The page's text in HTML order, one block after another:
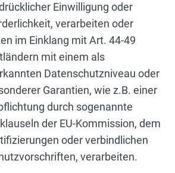
Einwilligung oder
verarbeiten oder
im Einklang mit Art. 44-49
mit einem als
Datenschutzniveau oder
Garantien, wie z.B. einer
durch sogenannte
der EU-Kommission, dem
oder verbindlichen
verarbeiten.